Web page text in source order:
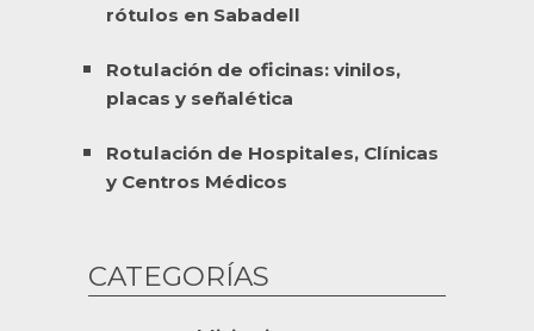
rótulos en Sabadell
Rotulación de oficinas: vinilos,
placas y señalética
Rotulación de Hospitales, Clínicas
y Centros Médicos
CATEGORÍAS